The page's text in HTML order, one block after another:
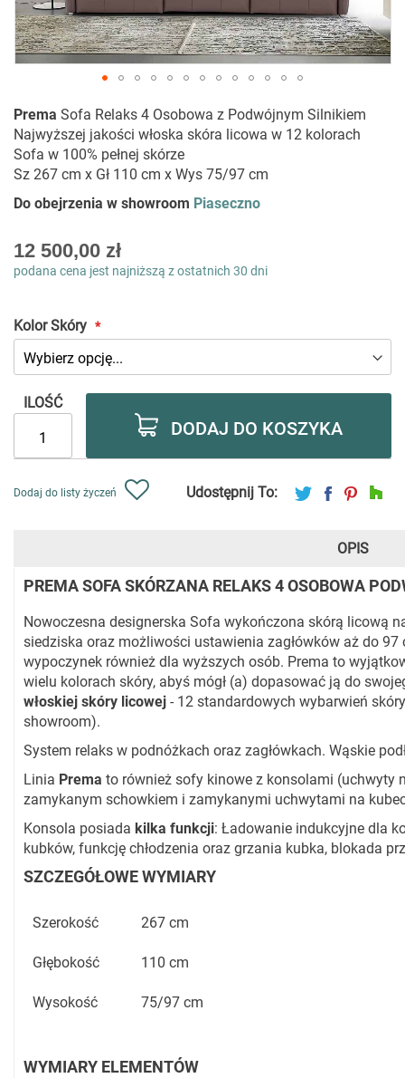
na
początek
galerii
Prema Sofa Relaks 4 Osobowa z Podwójnym Silnikiem
Najwyższej jakości włoska skóra licowa w 12 kolorach
Sofa w 100% pełnej skórze
Sz 267 cm x Gł 110 cm x Wys 75/97 cm
Do obejrzenia w showroom Piaseczno
As
low
12 500,00 zł
podana cena jest najniższą z ostatnich 30 dni
Kolor Skóry
ILOŚĆ
DODAJ DO KOSZYKA
Dodaj do listy życzeń Udostępnij To:
OPIS
PREMA SOFA SKÓRZANA RELAKS 4 OSOBOWA
Nowoczesna designerska Sofa wykończona skórą licową
siedziska oraz możliwości ustawienia zagłówków aż do
wypoczynek również dla wyższych osób. Prema to
wielu kolorach skóry, abyś mógł (a) dopasować ją do
włoskiej skóry licowej - 12 standardowych wybarwień
showroom).
System relaks w podnóżkach oraz zagłówkach. Wąskie
Linia Prema to również sofy kinowe z konsolami (uchwyty
zamykanym schowkiem i zamykanymi uchwytami na
Konsola posiada kilka funkcji: Ładowanie indukcyjne dla
kubków, funkcję chłodzenia oraz grzania kubka, blokada
SZCZEGÓŁOWE WYMIARY
Szerokość 267 cm
Głębokość 110 cm
Wysokość 75/97 cm
WYMIARY ELEMENTÓW